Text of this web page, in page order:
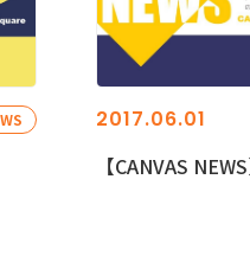
2017.06.01
【CANVAS